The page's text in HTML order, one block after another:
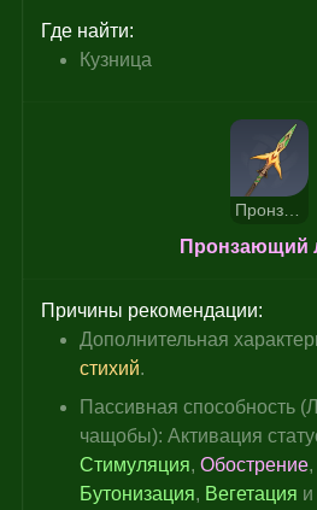
Где найти:
Кузница
Пронзающий луну
Пронзающий
Причины рекомендации:
Дополнительная
стихий.
Пассивная способность (
чащобы): Активация
Стимуляция, Обострение,
Бутонизация, Вегетация и